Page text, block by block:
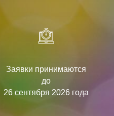
Заявки принимаются
до
26 сентября 2026 года